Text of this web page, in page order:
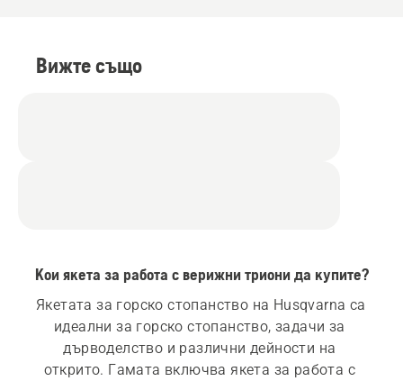
Вижте също
Кои якета за работа с верижни триони да купите?
Якетата за горско стопанство на Husqvarna са
идеални за горско стопанство, задачи за
дърводелство и различни дейности на
открито. Гамата включва якета за работа с